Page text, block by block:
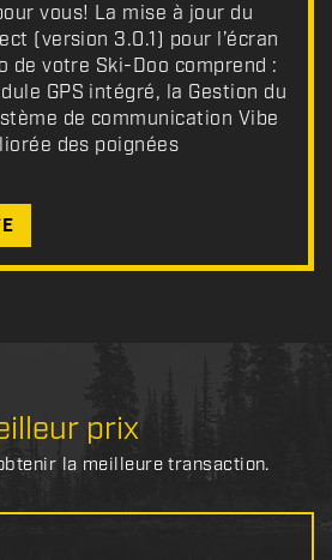
vous! La mise à jour du
(version 3.0.1) pour l’écran
de votre Ski-Doo comprend :
GPS intégré, la Gestion du
de communication Vibe
des poignées
prix
la meilleure transaction.